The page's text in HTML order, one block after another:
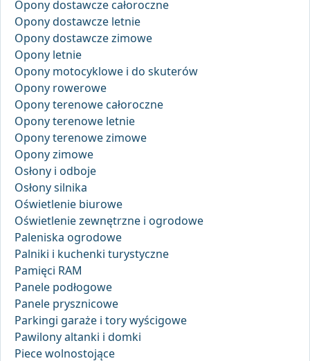
Opony dostawcze całoroczne
Opony dostawcze letnie
Opony dostawcze zimowe
Opony letnie
Opony motocyklowe i do skuterów
Opony rowerowe
Opony terenowe całoroczne
Opony terenowe letnie
Opony terenowe zimowe
Opony zimowe
Osłony i odboje
Osłony silnika
Oświetlenie biurowe
Oświetlenie zewnętrzne i ogrodowe
Paleniska ogrodowe
Palniki i kuchenki turystyczne
Pamięci RAM
Panele podłogowe
Panele prysznicowe
Parkingi garaże i tory wyścigowe
Pawilony altanki i domki
Piece wolnostojące